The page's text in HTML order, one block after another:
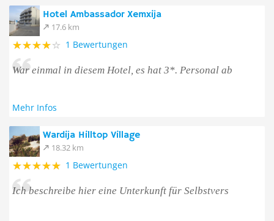
Hotel Ambassador Xemxija
17.6 km
1 Bewertungen
War einmal in diesem Hotel, es hat 3*. Personal ab
Mehr Infos
Wardija Hilltop Village
18.32 km
1 Bewertungen
Ich beschreibe hier eine Unterkunft für Selbstvers